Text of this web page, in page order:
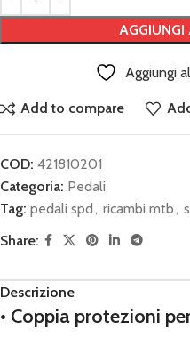
AGGIUNGI
Aggiungi
Add to compare
COD: 421810201
Categoria: Pedali
Tag: pedali spd, ricambi mtb,
Share:
Descrizione
• Coppia protezioni